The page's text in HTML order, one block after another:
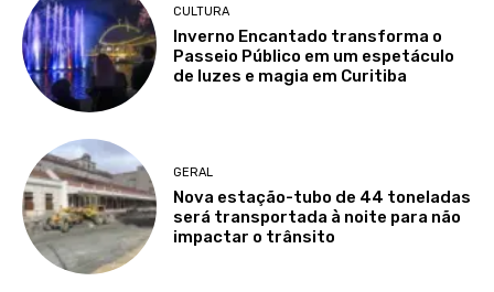
CULTURA
Inverno Encantado transforma o
Passeio Público em um espetáculo
de luzes e magia em Curitiba
GERAL
Nova estação-tubo de 44 toneladas
será transportada à noite para não
impactar o trânsito